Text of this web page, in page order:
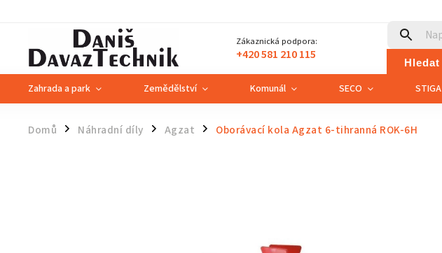
Zákaznická podpora:
+420 581 210 115 Hledat
Zahrada a park Zemědělství Komunál SECO STIGA
Domů / Náhradní díly / Agzat / Oborávací kola Agzat 6-tihranná ROK-6H